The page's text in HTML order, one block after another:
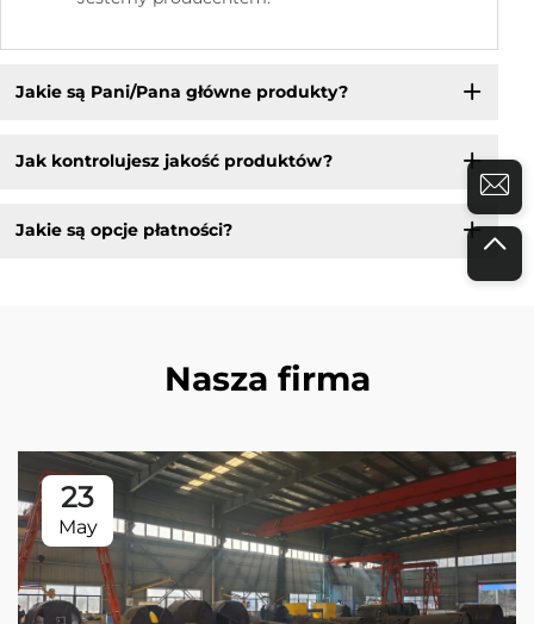
Jakie są Pani/Pana główne produkty?
Jak kontrolujesz jakość produktów?
Jakie są opcje płatności?
Nasza firma
23
May